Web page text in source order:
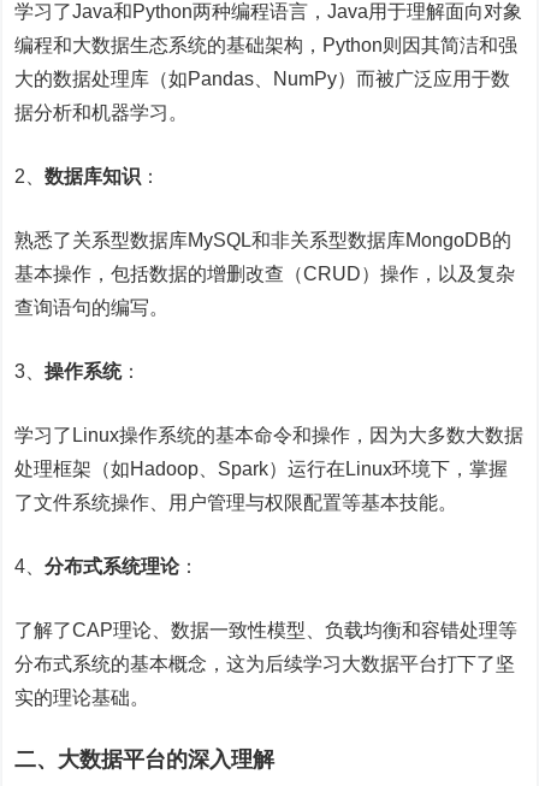
学习了Java和Python两种编程语言，Java用于理解面向对象
编程和大数据生态系统的基础架构，Python则因其简洁和强
大的数据处理库（如Pandas、NumPy）而被广泛应用于数
据分析和机器学习。
2、数据库知识 ：
熟悉了关系型数据库MySQL和非关系型数据库MongoDB的
基本操作，包括数据的增删改查（CRUD）操作，以及复杂
查询语句的编写。
3、操作系统：
学习了Linux操作系统的基本命令和操作，因为大多数大数据
处理框架（如Hadoop、Spark）运行在Linux环境下，掌握
了文件系统操作、用户管理与权限配置等基本技能。
4、分布式系统理论：
了解了CAP理论、数据一致性模型、负载均衡和容错处理等
分布式系统的基本概念，这为后续学习大数据平台打下了坚
实的理论基础。
二、大数据平台的深入理解